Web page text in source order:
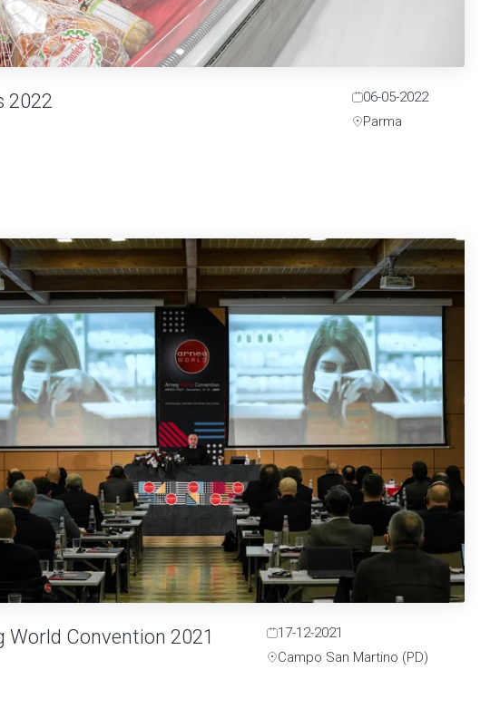
2022
06-05-2022
Parma
World Convention 2021
17-12-2021
Campo San Martino (PD)